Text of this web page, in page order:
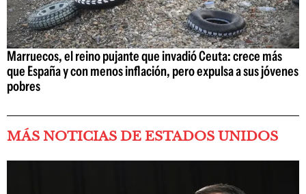
Marruecos, el reino pujante que invadió Ceuta: crece más
que España y con menos inflación, pero expulsa a sus jóvenes
pobres
MÁS NOTICIAS DE ESTADOS UNIDOS